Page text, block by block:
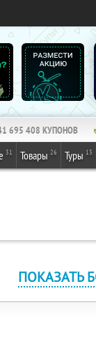
695 410 КУПОНОВ
31 Товары 26 Туры 13
ПОКАЗАТЬ